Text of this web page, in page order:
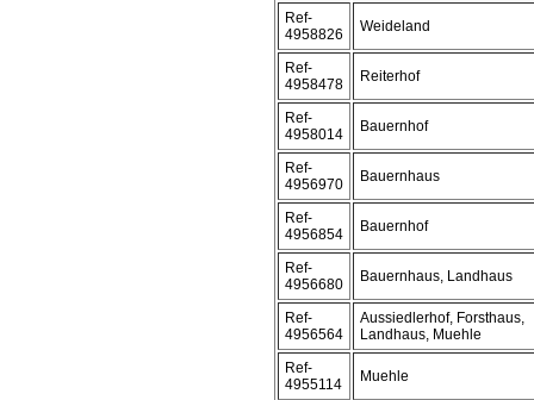
Ref-
4958826
Weideland
Ref-
4958478
Reiterhof
Ref-
4958014
Bauernhof
Ref-
4956970
Bauernhaus
Ref-
4956854
Bauernhof
Ref-
4956680
Bauernhaus, Landhaus
Ref-
4956564
Aussiedlerhof, Forsthaus,
Landhaus, Muehle
Ref-
4955114
Muehle